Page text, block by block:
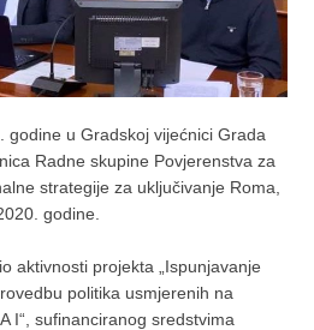
godine u Gradskoj vijećnici Grada
Radne skupine Povjerenstva za
strategije za uključivanje Roma,
godine.
aktivnosti projekta „Ispunjavanje
politika usmjerenih na
I“, sufinanciranog sredstvima